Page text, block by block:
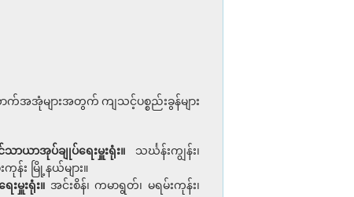
ာက်အအုံများအတွက် ကျသင့်ပစ္စည်းခွန်များ
ာယာအုပ်ချုပ်ရေးမှူးရုံး။ သင်္ဃန်းကျွန်း၊
န်း မြို့နယ်များ။
မှူးရုံး။ အင်းစိန်၊ ကမာရွတ်၊ မရမ်းကုန်း၊